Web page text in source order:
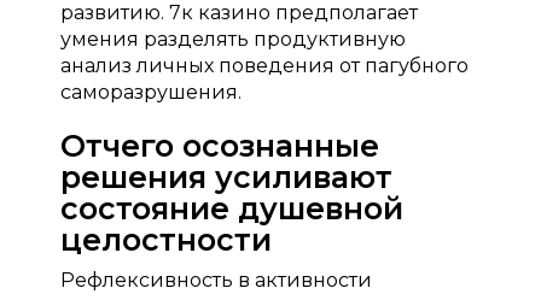
развитию. 7к казино предполагает
умения разделять продуктивную
анализ личных поведения от пагубного
саморазрушения.
Отчего осознанные
решения усиливают
состояние душевной
целостности
Рефлексивность в активности